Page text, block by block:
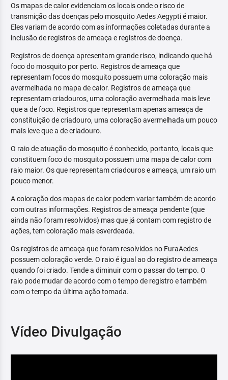
Os mapas de calor evidenciam os locais onde o risco de
transmição das doenças pelo mosquito Aedes Aegypti é maior.
Eles variam de acordo com as informações coletadas durante a
inclusão de registros de ameaça e registros de doença.
Registros de doença apresentam grande risco, indicando que há
foco do mosquito por perto. Registros de ameaça que
representam focos do mosquito possuem uma coloração mais
avermelhada no mapa de calor. Registros de ameaça que
representam criadouros, uma coloração avermelhada mais leve
que a de foco. Registros que representam apenas ameaça de
constituição de criadouro, uma coloração avermelhada um pouco
mais leve que a de criadouro.
O raio de atuação do mosquito é conhecido, portanto, locais que
constituem foco do mosquito possuem uma mapa de calor com
raio maior. Os que representam criadouros e ameaça, um raio um
pouco menor.
A coloração dos mapas de calor podem variar também de acordo
com outras informações. Registros de ameaça pendente (que
ainda não foram resolvidos) mas que já contam com registro de
ações, tem coloração mais esverdeada.
Os registros de ameaça que foram resolvidos no FuraAedes
possuem coloração verde. O raio é igual ao do registro de ameaça
quando foi criado. Tende a diminuir com o passar do tempo. O
raio pode mudar de acordo com o tempo de registro e também
com o tempo da última ação tomada.
Vídeo Divulgação